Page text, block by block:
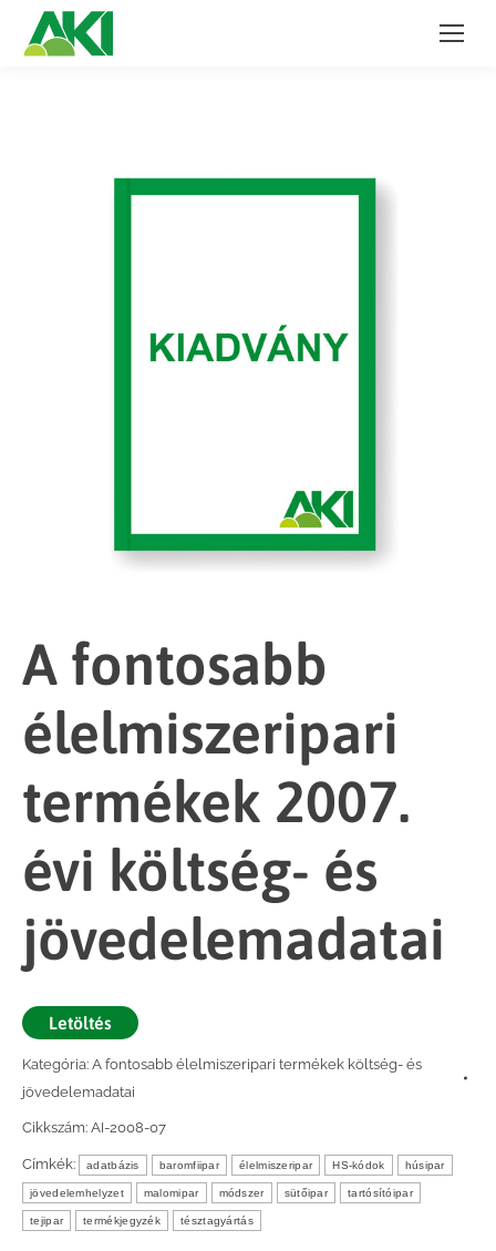
A fontosabb
élelmiszeripari
termékek 2007.
évi költség- és
jövedelemadatai
Letöltés
Kategória: A fontosabb élelmiszeripari termékek költség- és
jövedelemadatai
Cikkszám: AI-2008-07
Címkék: adatbázis baromfiipar élelmiszeripar HS-kódok húsipar
jövedelemhelyzet malomipar módszer sütőipar tartósítóipar
tejipar termékjegyzék tésztagyártás